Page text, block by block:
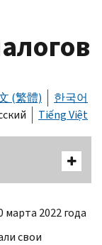
(繁體)
한국어
Tiếng Việt
марта 2022 года
свои